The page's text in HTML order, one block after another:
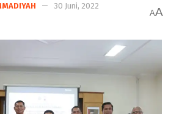
30 Juni, 2022
AA